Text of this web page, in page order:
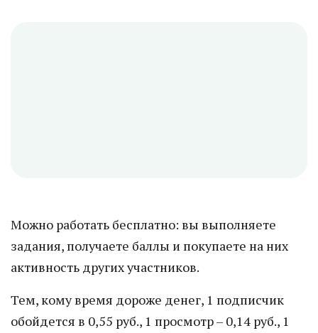
Можно работать бесплатно: вы выполняете
задания, получаете баллы и покупаете на них
активность других участников.
Тем, кому время дороже денег, 1 подписчик
обойдется в 0,55 руб., 1 просмотр – 0,14 руб., 1